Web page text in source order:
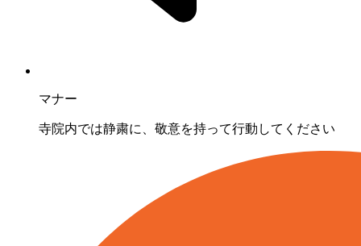
マナー
寺院内では静粛に、敬意を持って行動してください